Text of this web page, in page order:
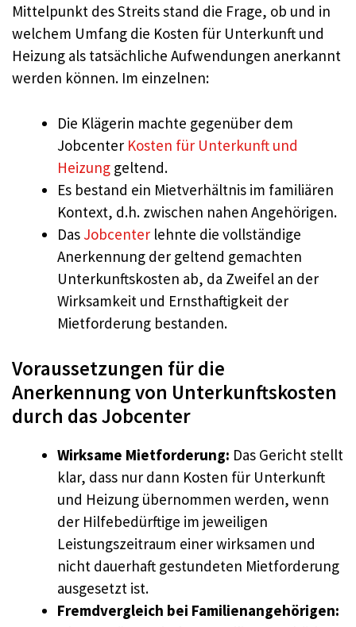
Mittelpunkt des Streits stand die Frage, ob und in
welchem Umfang die Kosten für Unterkunft und
Heizung als tatsächliche Aufwendungen anerkannt
werden können. Im einzelnen:
Die Klägerin machte gegenüber dem
Jobcenter Kosten für Unterkunft und
Heizung geltend.
Es bestand ein Mietverhältnis im familiären
Kontext, d.h. zwischen nahen Angehörigen.
Das Jobcenter lehnte die vollständige
Anerkennung der geltend gemachten
Unterkunftskosten ab, da Zweifel an der
Wirksamkeit und Ernsthaftigkeit der
Mietforderung bestanden.
Voraussetzungen für die
Anerkennung von Unterkunftskosten
durch das Jobcenter
Wirksame Mietforderung: Das Gericht stellt
klar, dass nur dann Kosten für Unterkunft
und Heizung übernommen werden, wenn
der Hilfebedürftige im jeweiligen
Leistungszeitraum einer wirksamen und
nicht dauerhaft gestundeten Mietforderung
ausgesetzt ist.
Fremdvergleich bei Familienangehörigen: